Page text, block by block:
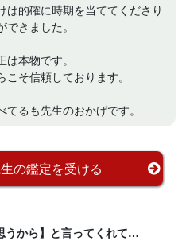
は的確に時期を当ててくださり
きました。
本物です。
そ信頼しております。
るも先生のおかげです。
の鑑定を受ける
うから】と言ってくれて…